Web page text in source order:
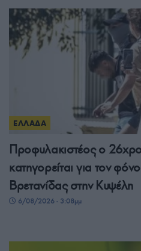
ΕΛΛΑΔΑ
Προφυλακιστέος ο
κατηγορείται για τον
Βρετανίδας στην Κυψέλη
6/08/2026 - 3:08μμ